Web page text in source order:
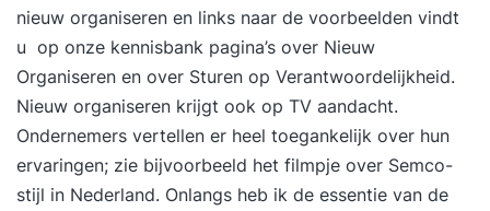
nieuw organiseren en links naar de voorbeelden vindt
u op onze kennisbank pagina’s over Nieuw
Organiseren en over Sturen op Verantwoordelijkheid.
Nieuw organiseren krijgt ook op TV aandacht.
Ondernemers vertellen er heel toegankelijk over hun
ervaringen; zie bijvoorbeeld het filmpje over Semco-
stijl in Nederland. Onlangs heb ik de essentie van de